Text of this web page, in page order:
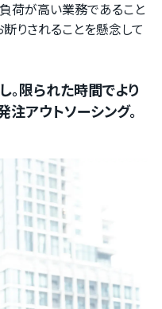
荷が高い業務であること
りされることを懸念して
限られた時間でより
アウトソーシング。